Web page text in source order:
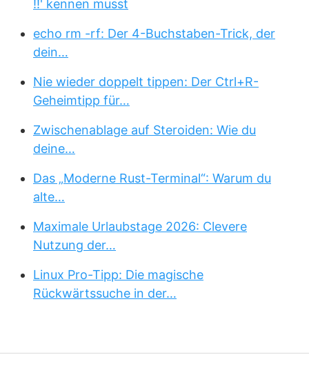
!!' kennen musst
echo rm -rf: Der 4-Buchstaben-Trick, der
dein…
Nie wieder doppelt tippen: Der Ctrl+R-
Geheimtipp für…
Zwischenablage auf Steroiden: Wie du
deine…
Das „Moderne Rust-Terminal“: Warum du
alte…
Maximale Urlaubstage 2026: Clevere
Nutzung der…
Linux Pro-Tipp: Die magische
Rückwärtssuche in der…